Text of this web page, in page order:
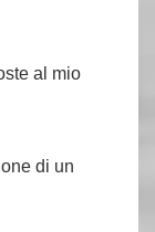
al mio
di un